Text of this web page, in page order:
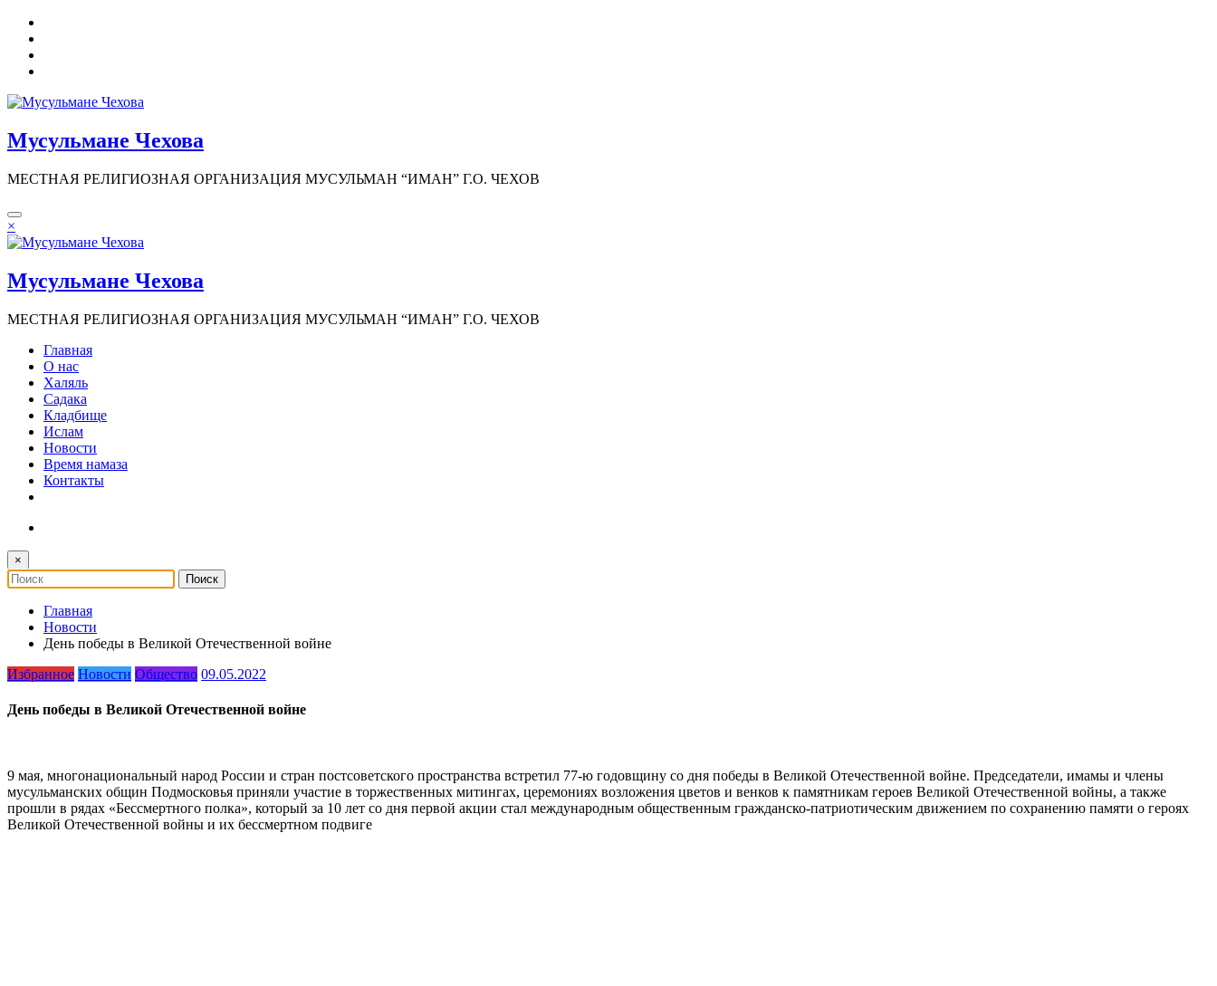
Перейти
содержимому
Мусульмане Чехова
МЕСТНАЯ РЕЛИГИОЗНАЯ ОРГАНИЗАЦИЯ МУСУЛЬМАН “ИМАН” Г.О. ЧЕХОВ
×
Мусульмане Чехова
МЕСТНАЯ РЕЛИГИОЗНАЯ ОРГАНИЗАЦИЯ МУСУЛЬМАН “ИМАН” Г.О. ЧЕХОВ
Главная
О нас
Халяль
Садака
Кладбище
Ислам
Новости
Время намаза
Контакты
×
Главная
Новости
День победы в Великой Отечественной войне
Избранное Новости Общество 09.05.2022
День победы в Великой Отечественной войне
9 мая, многонациональный народ России и стран постсоветского пространства встретил 77-ю годовщину со дня победы в Великой Отечественной войне. Председатели, имамы и члены
мусульманских общин Подмосковья приняли участие в торжественных митингах, церемониях возложения цветов и венков к памятникам героев Великой Отечественной войны, а также
прошли в рядах «Бессмертного полка», который за 10 лет со дня первой акции стал международным общественным гражданско-патриотическим движением по сохранению памяти о героях
Великой Отечественной войны и их бессмертном подвиге